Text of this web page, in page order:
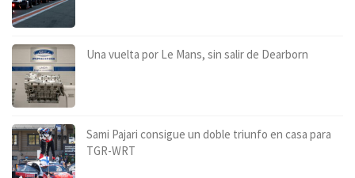
Una vuelta por Le Mans, sin salir de Dearborn
Sami Pajari consigue un doble triunfo en casa para
TGR-WRT